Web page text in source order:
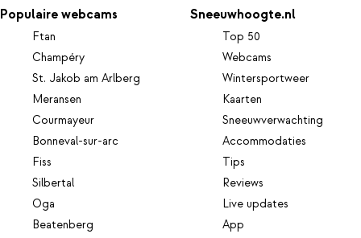
Populaire webcams
Ftan
Champéry
St. Jakob am Arlberg
Meransen
Courmayeur
Bonneval-sur-arc
Fiss
Silbertal
Oga
Beatenberg
Sneeuwhoogte.nl
Top 50
Webcams
Wintersportweer
Kaarten
Sneeuwverwachting
Accommodaties
Tips
Reviews
Live updates
App